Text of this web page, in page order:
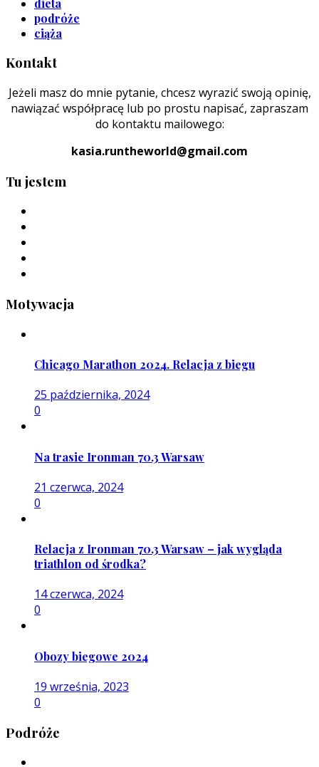
podróże
ciąża
Kontakt
Jeżeli masz do mnie pytanie, chcesz wyrazić swoją opinię,
nawiązać współpracę lub po prostu napisać, zapraszam
do kontaktu mailowego:
kasia.runtheworld@gmail.com
Tu jestem
Motywacja
Chicago Marathon 2024. Relacja z biegu
25 października, 2024
0
Na trasie Ironman 70.3 Warsaw
21 czerwca, 2024
0
Relacja z Ironman 70.3 Warsaw – jak wygląda
triathlon od środka?
14 czerwca, 2024
0
Obozy biegowe 2024
19 września, 2023
0
Podróże